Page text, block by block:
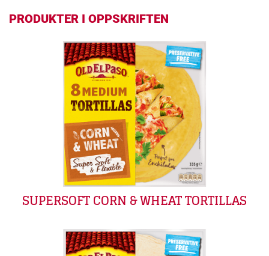
PRODUKTER I OPPSKRIFTEN
SUPERSOFT CORN & WHEAT TORTILLAS